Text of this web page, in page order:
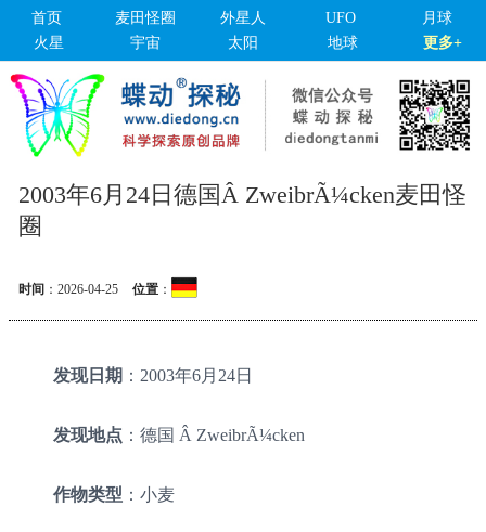
首页 麦田怪圈 外星人 UFO
月球
火星
宇宙 太阳 地球 更多+
2003年6月24日德国Â ZweibrÃ¼cken麦田怪
圈
时间： 2026-04-25 位置：
发现日期 ：2003年6月24日
发现地点 ：德国 Â ZweibrÃ¼cken
作物类型 ：小麦